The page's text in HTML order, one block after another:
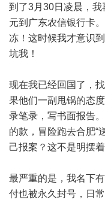
到了3月30日凌晨，
元到广东农信银行卡
冻！这时候我才意识
坑我！
现在我已经回国了，
果他们一副甩锅的态
录笔录，写书面报告
的款，冒险跑去合肥“
己报案？这不是明摆
最严重的是，我名下
付也被永久封号，日